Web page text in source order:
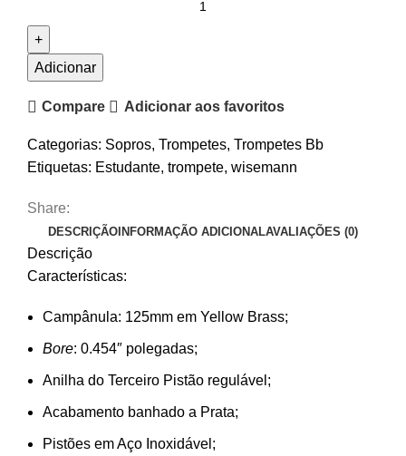
Trompete
Sib
DTR-
Adicionar
Compare Adicionar aos favoritos
Categorias: Sopros, Trompetes, Trompetes Bb
Etiquetas: Estudante, trompete, wisemann
Share:
DESCRIÇÃOINFORMAÇÃO ADICIONALAVALIAÇÕES (0)
Descrição
Características:
Campânula: 125mm em Yellow Brass;
Bore: 0.454″ polegadas;
Anilha do Terceiro Pistão regulável;
Acabamento banhado a Prata;
Pistões em Aço Inoxidável;